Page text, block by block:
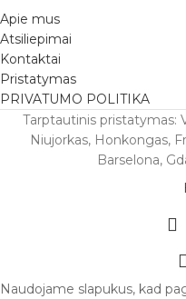
Apie mus
Atsiliepimai
Kontaktai
Pristatymas
PRIVATUMO POLITIKA
Tarptautinis pristatymas:
Niujorkas, Honkongas,
Barselona,
Naudojame slapukus, kad